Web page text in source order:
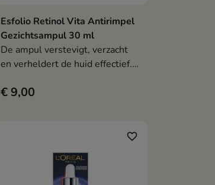
In winkelwagen
Esfolio Retinol Vita Antirimpel
Gezichtsampul 30 ml
De ampul verstevigt, verzacht
en verheldert de huid effectief.
collageenproductie, vermindert
voor een rijpere huid die een
gebrek aan uitstraling en
elasticiteit heeft.
€ 9,00
favorite_border